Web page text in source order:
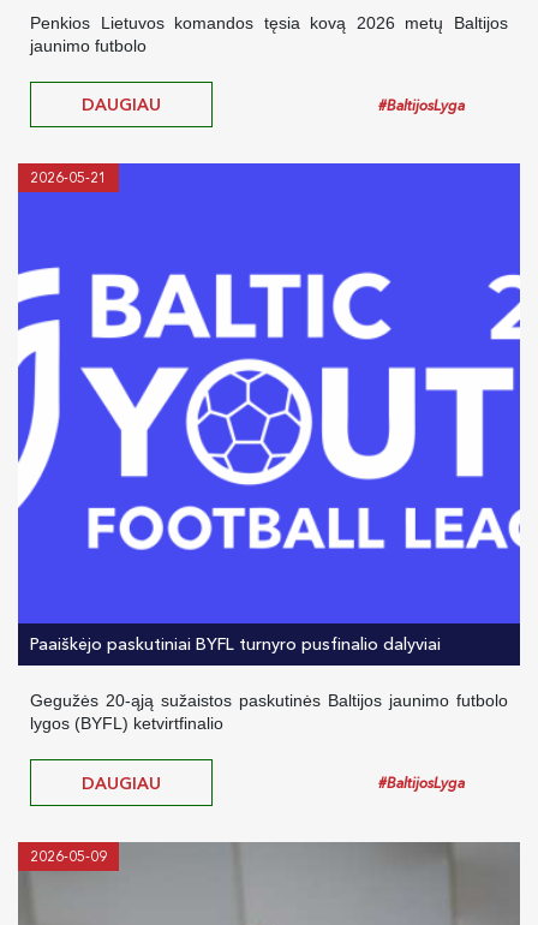
Penkios Lietuvos komandos tęsia kovą 2026 metų Baltijos
jaunimo futbolo
DAUGIAU #BaltijosLyga
2026-05-21
Paaiškėjo paskutiniai BYFL turnyro pusfinalio dalyviai
Gegužės 20-ąją sužaistos paskutinės Baltijos jaunimo futbolo
lygos (BYFL) ketvirtfinalio
DAUGIAU #BaltijosLyga
2026-05-09